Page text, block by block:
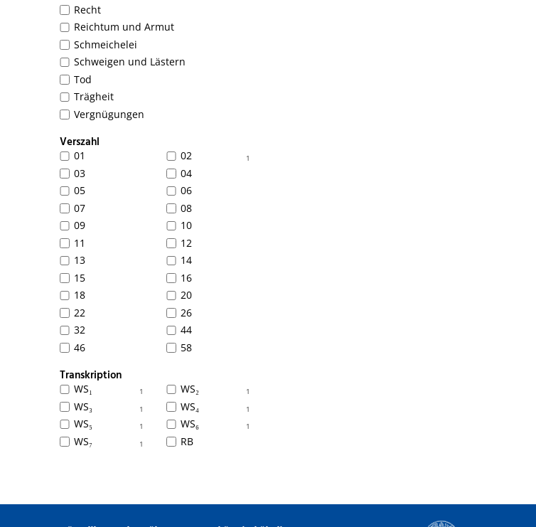
Recht
Reichtum und Armut
Schmeichelei
Schweigen und Lästern
Tod
Trägheit
Vergnügungen
Verszahl
01 1
02
03
04
05
06
07
08
09
10
11
12
13
14
15
16
18
20
22
26
32
44
46
58
Transkription
1
WS₁ 1
WS₂
1
WS₃ 1
WS₄
1
WS₅ 1
WS₆
1
WS₇ RB